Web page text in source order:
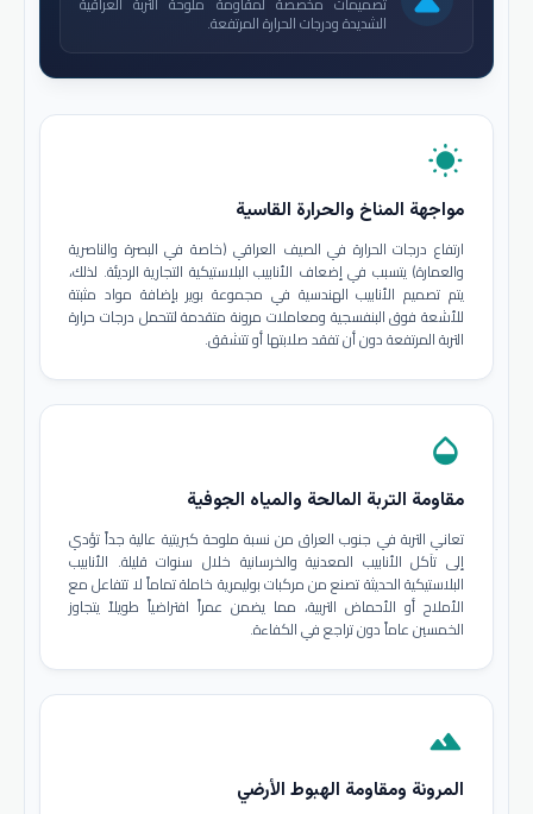
الشديدة ودرجات الحرارة المرتفعة.
wb_sunny
مواجهة المناخ والحرارة القاسية
ارتفاع درجات الحرارة في الصيف العراقي (خاصة في البصرة والناصرية
والعمارة) يتسبب في إضعاف الأنابيب البلاستيكية التجارية الرديئة. لذلك،
يتم تصميم الأنابيب الهندسية في مجموعة بوير بإضافة مواد مثبتة
للأشعة فوق البنفسجية ومعاملات مرونة متقدمة لتتحمل درجات حرارة
التربة المرتفعة دون أن تفقد صلابتها أو تتشقق.
opacity
مقاومة التربة المالحة والمياه الجوفية
تعاني التربة في جنوب العراق من نسبة ملوحة كبريتية عالية جداً تؤدي
إلى تآكل الأنابيب المعدنية والخرسانية خلال سنوات قليلة. الأنابيب
البلاستيكية الحديثة تصنع من مركبات بوليمرية خاملة تماماً لا تتفاعل مع
الأملاح أو الأحماض التربية، مما يضمن عمراً افتراضياً طويلاً يتجاوز
الخمسين عاماً دون تراجع في الكفاءة.
terrain
المرونة ومقاومة الهبوط الأرضي